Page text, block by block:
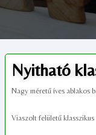
Cikkek, tippek
Nyitható
Nagy méretű íves ablakos
Viaszolt felületű